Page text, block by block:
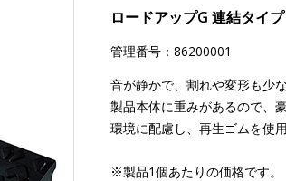
ロードアップG 連結タイプ
管理番号：86200001
音が静かで、割れや変形も少な
製品本体に重みがあるので、
環境に配慮し、再生ゴムを使
※製品1個あたりの価格です。